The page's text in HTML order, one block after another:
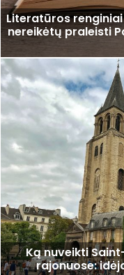
Literatūros
nereikėtų praleisti
Ką nuveikti
rajonuose: